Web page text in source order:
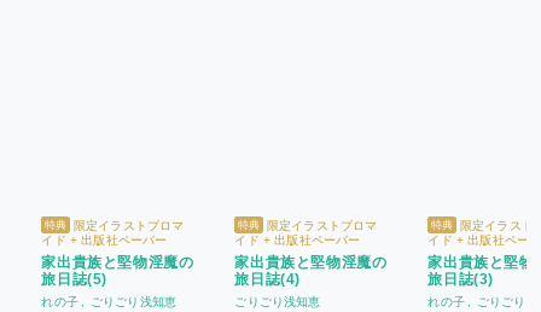
特典
限定イラストブロマ
イド + 出版社ペーパー
家出貴族と堅物淫魔の
旅日誌(5)
れの子 ごりごり浅知恵
特典
限定イラストブロマ
イド + 出版社ペーパー
家出貴族と堅物淫魔の
旅日誌(4)
ごりごり浅知恵
特典
限定イラスト
イド + 出版社ペー
家出貴族と堅物
旅日誌(3)
れの子 ごりごり浅